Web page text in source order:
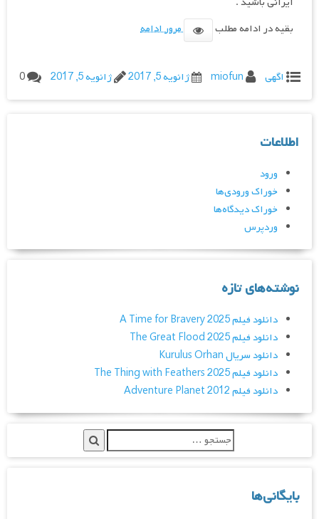
بقیه در ادامه مطلب
مرور ادامه
اگهی miofun ژانویه 5, 2017 ژانویه 5, 2017 0
اطلاعات
ورود
خوراک ورودی‌ها
خوراک دیدگاه‌ها
وردپرس
نوشته‌های تازه
دانلود فیلم A Time for Bravery 2025
دانلود فیلم The Great Flood 2025
دانلود سریال Kurulus Orhan
دانلود فیلم The Thing with Feathers 2025
دانلود فیلم Adventure Planet 2012
بایگانی‌ها